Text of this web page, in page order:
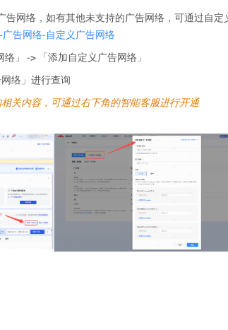
网络，如有其他未支持的广告网络，可通过自定
告网络-自定义广告网络
」 -> 「添加自定义广告网络」
络」进行查询
关内容，可通过右下角的智能客服进行开通